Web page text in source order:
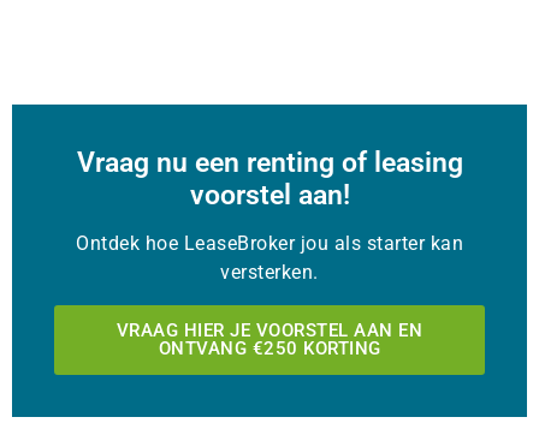
Vraag nu een renting of leasing
voorstel aan!
Ontdek hoe LeaseBroker jou als starter kan
versterken.
VRAAG HIER JE VOORSTEL AAN EN
ONTVANG €250 KORTING